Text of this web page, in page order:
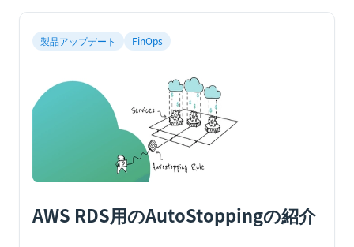
基本的なことを正しく理解し、チームを巻き込ん
せん。クラウドのコスト管理は、最近ではクラウ
ドプロバイダーにとって重要なテーマとなってお
り、あらゆるソフトウェア企業にとって新たな要
件となっています。
製品アップデート FinOps
AWS RDS用のAutoStoppingの紹介